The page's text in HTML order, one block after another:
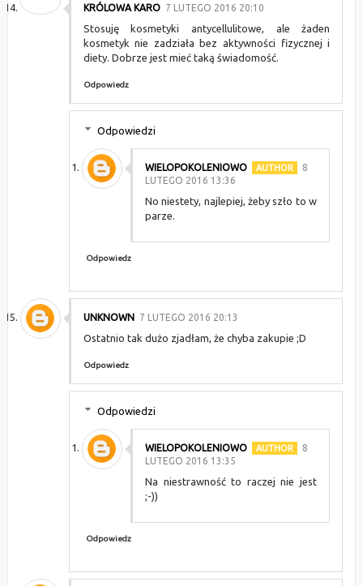
KRÓLOWA KARO 7 LUTEGO 2016 20:10
Stosuję kosmetyki antycellulitowe, ale żaden
kosmetyk nie zadziała bez aktywności fizycznej i
diety. Dobrze jest mieć taką świadomość.
Odpowiedz
Odpowiedzi
WIELOPOKOLENIOWO
8
LUTEGO 2016 13:36
No niestety, najlepiej, żeby szło to w
parze.
Odpowiedz
UNKNOWN 7 LUTEGO 2016 20:13
Ostatnio tak dużo zjadłam, że chyba zakupie ;D
Odpowiedz
Odpowiedzi
WIELOPOKOLENIOWO
8
LUTEGO 2016 13:35
Na niestrawność to raczej nie jest
;-))
Odpowiedz